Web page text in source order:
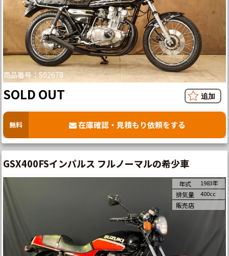
商品番号：S02678
SOLD OUT
無料 在庫確認・見積もり依頼をする
GSX400FSインパルス フルノーマルの希少車
年式 1983年
排気量 400cc
販売店